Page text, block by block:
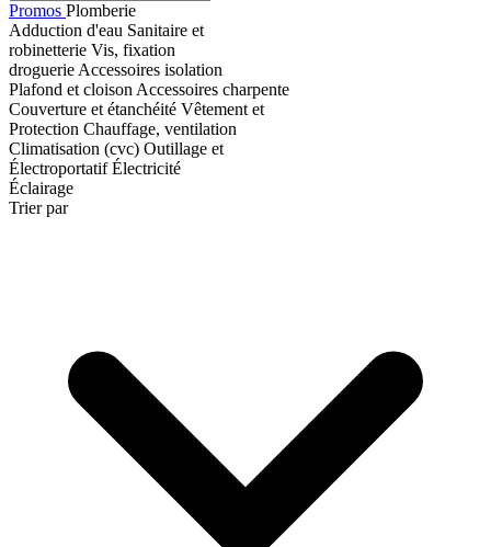
Promos Plomberie
Adduction d'eau Sanitaire et
robinetterie Vis, fixation
droguerie Accessoires isolation
Plafond et cloison Accessoires charpente
Couverture et étanchéité Vêtement et
Protection Chauffage, ventilation
Climatisation (cvc) Outillage et
ÉlectroportatifÉlectricité
Éclairage
Trier par